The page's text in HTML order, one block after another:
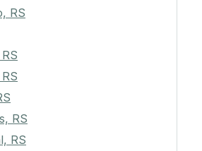
RS
RS
RS